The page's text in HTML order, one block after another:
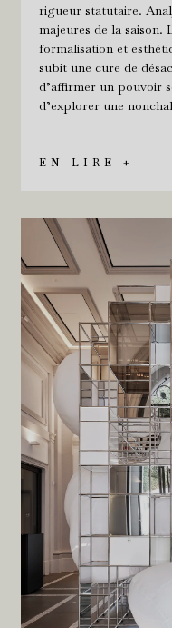
rigueur statutaire.
majeures de la saison.
formalisation et
subit une cure de
d’affirmer un pouvoir
d’explorer une
EN LIRE +